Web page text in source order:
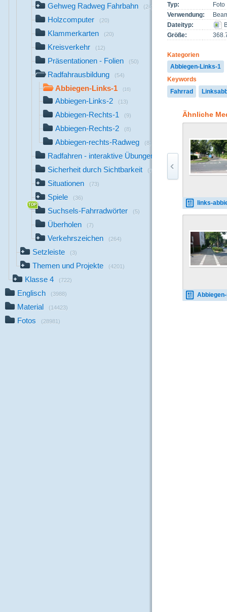
Gehweg Radweg Fahrbahn (24)
Holzcomputer (20)
Klammerkarten (20)
Kreisverkehr (12)
Präsentationen - Folien (50)
Radfahrausbildung (54)
Abbiegen-Links-1 (16)
Abbiegen-Links-2 (13)
Abbiegen-Rechts-1 (9)
Abbiegen-Rechts-2 (8)
Abbiegen-rechts-Radweg (8)
Radfahren - interaktive Übungen
Sicherheit durch Sichtbarkeit (7)
Situationen (73)
Spiele (36)
Suchsels-Fahrradwörter (5)
Überholen (7)
Verkehrszeichen (264)
Setzleiste (3)
Themen und Projekte (4201)
Klasse 4 (722)
Englisch (3988)
Material (14423)
Fotos (28981)
Typ:
Foto
Verwendung:
Dateityp:
Größe:
Kategorien
Abbiegen-Links-1
Keywords
Fahrrad
Ähnliche
links-abbiegen-
Abbiegen-rechts-